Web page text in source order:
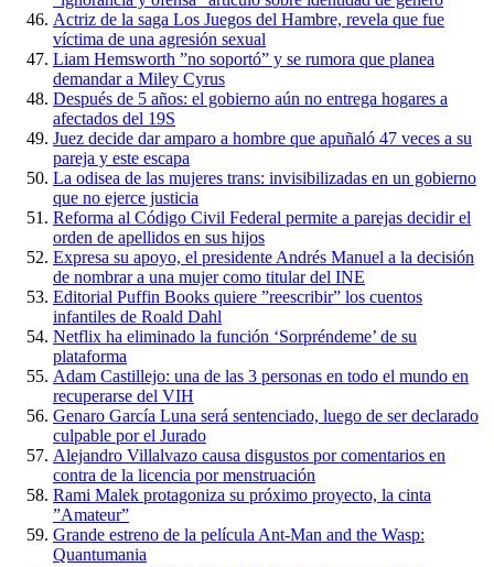
Actriz de la saga Los Juegos del Hambre, revela que fue
víctima de una agresión sexual
Liam Hemsworth ”no soportó” y se rumora que planea
demandar a Miley Cyrus
Después de 5 años: el gobierno aún no entrega hogares a
afectados del 19S
Juez decide dar amparo a hombre que apuñaló 47 veces a su
pareja y este escapa
La odisea de las mujeres trans: invisibilizadas en un gobierno
que no ejerce justicia
Reforma al Código Civil Federal permite a parejas decidir el
orden de apellidos en sus hijos
Expresa su apoyo, el presidente Andrés Manuel a la decisión
de nombrar a una mujer como titular del INE
Editorial Puffin Books quiere ”reescribir” los cuentos
infantiles de Roald Dahl
Netflix ha eliminado la función ‘Sorpréndeme’ de su
plataforma
Adam Castillejo: una de las 3 personas en todo el mundo en
recuperarse del VIH
Genaro García Luna será sentenciado, luego de ser declarado
culpable por el Jurado
Alejandro Villalvazo causa disgustos por comentarios en
contra de la licencia por menstruación
Rami Malek protagoniza su próximo proyecto, la cinta
”Amateur”
Grande estreno de la película Ant-Man and the Wasp:
Quantumania